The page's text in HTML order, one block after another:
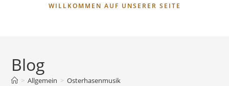
WILLKOMMEN AUF UNSERER SEITE
Blog
> Allgemein > Osterhasenmusik